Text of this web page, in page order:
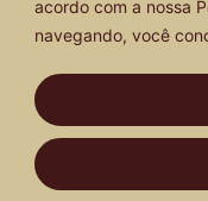
acordo com a nossa
navegando, você